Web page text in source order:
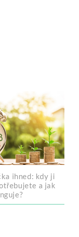
ihned: kdy ji
a jak